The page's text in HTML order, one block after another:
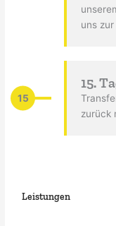
uns
15
15.
zurück
Leistungen